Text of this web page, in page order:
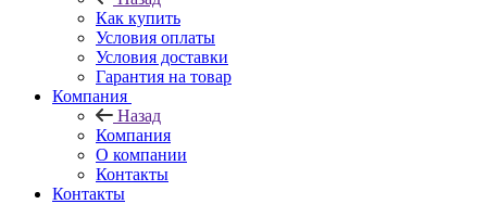
Как купить
Условия оплаты
Условия доставки
Гарантия на товар
Компания
Назад
Компания
О компании
Контакты
Контакты